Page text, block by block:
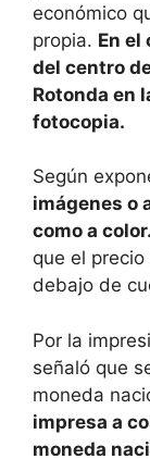
económico
propia. En el
del centro
Rotonda en
fotocopia.
Según
imágenes o
como a color.
que el
debajo de
Por la
señaló que
moneda
impresa a
moneda